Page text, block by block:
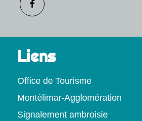
Liens
Office de Tourisme
Montélimar-Agglomération
Signalement ambroisie